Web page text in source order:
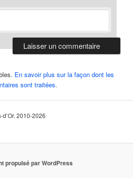
En savoir plus sur la façon dont les
sont traitées.
2010-2026
propulsé par WordPress